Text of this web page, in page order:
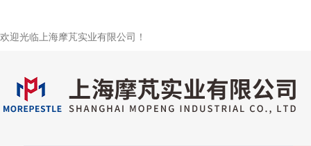
欢迎光临上海摩芃实业有限公司！